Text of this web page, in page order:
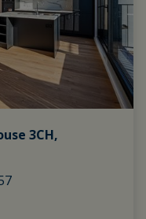
3CH,